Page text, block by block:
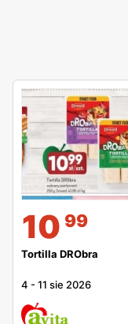
10 99
Tortilla DRObra
4 -11 sie 2026